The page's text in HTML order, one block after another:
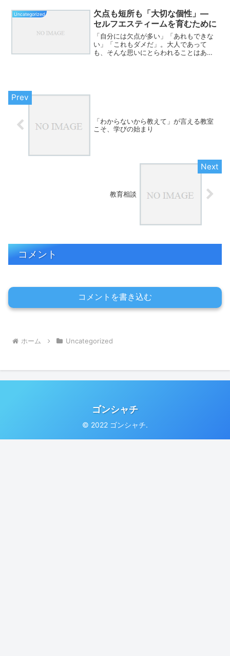
配置に、なぜ誰も疑問を呈さないのだろ
うか。教室に入ると、子ど...
Uncategorized
欠点も短所も「大切な個性」―
セルフエスティームを育むために
「自分には欠点が多い」「あれもできな
い」「これもダメだ」。大人であって
も、そんな思いにとらわれることはあり
「わからないから教えて」が言える教室
こそ、学びの始まり
教育相談
コメント
コメントを書き込む
ホーム Uncategorized
ゴンシャチ
© 2022 ゴンシャチ.